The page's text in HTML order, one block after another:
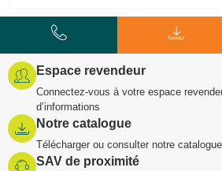
Espace revendeur
Connectez-vous à votre espace
d’informations
Notre catalogue
Télécharger ou consulter notre
SAV de proximité